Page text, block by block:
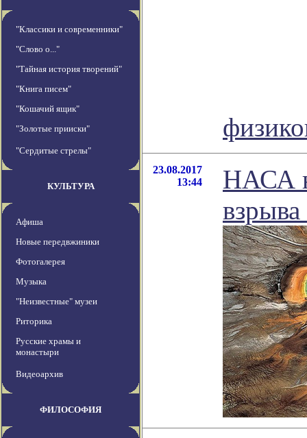
"Классики и современники"
"Слово о..."
"Тайная история творений"
"Книга писем"
"Кошачий ящик"
"Золотые прииски"
"Сердитые стрелы"
КУЛЬТУРА
Афиша
Новые передвжиники
Фотогалерея
Музыка
"Неизвестные" музеи
Риторика
Русские храмы и
монастыри
Видеоархив
ФИЛОСОФИЯ
23.08.2017
13:44
НАСА
взрыва